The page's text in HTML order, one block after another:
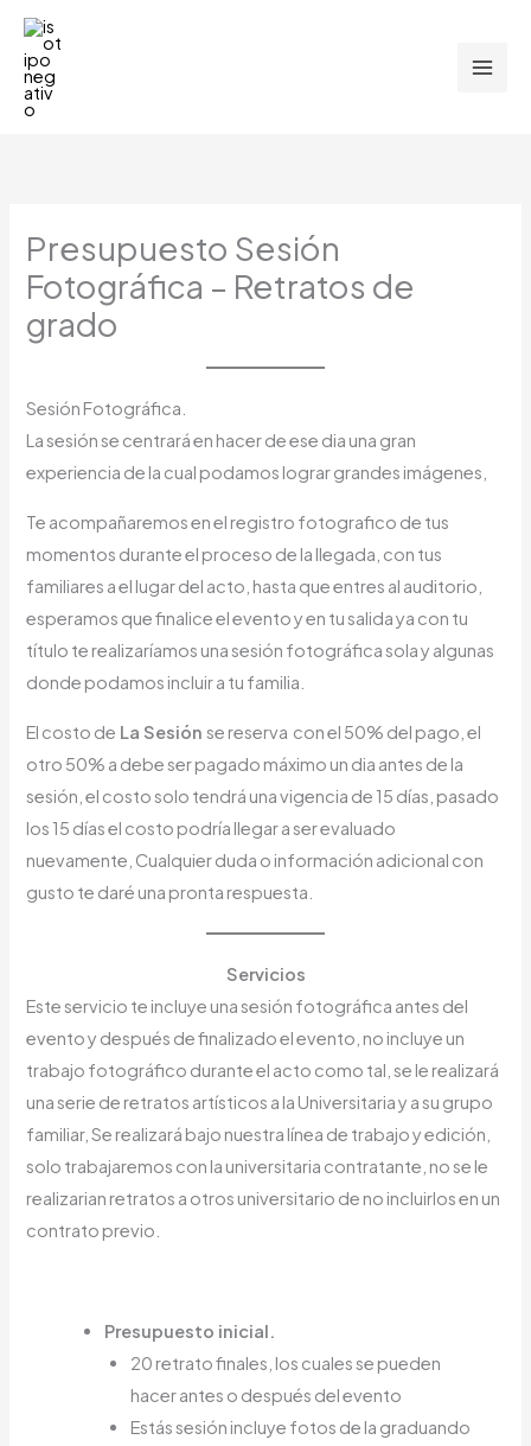
contenido
Presupuesto Sesión
Fotográfica – Retratos de
grado
Sesión Fotográfica.
La sesión se centrará en hacer de ese dia una gran
experiencia de la cual podamos lograr grandes imágenes,
Te acompañaremos en el registro fotografico de tus
momentos durante el proceso de la llegada, con tus
familiares a el lugar del acto, hasta que entres al auditorio,
esperamos que finalice el evento y en tu salida ya con tu
título te realizaríamos una sesión fotográfica sola y algunas
donde podamos incluir a tu familia.
El costo de La Sesión se reserva con el 50% del pago, el
otro 50% a debe ser pagado máximo un dia antes de la
sesión, el costo solo tendrá una vigencia de 15 días, pasado
los 15 días el costo podría llegar a ser evaluado
nuevamente, Cualquier duda o información adicional con
gusto te daré una pronta respuesta.
Servicios
Este servicio te incluye una sesión fotográfica antes del
evento y después de finalizado el evento, no incluye un
trabajo fotográfico durante el acto como tal, se le realizará
una serie de retratos artísticos a la Universitaria y a su grupo
familiar, Se realizará bajo nuestra línea de trabajo y edición,
solo trabajaremos con la universitaria contratante, no se le
realizarian retratos a otros universitario de no incluirlos en un
contrato previo.
Presupuesto inicial.
20 retrato finales, los cuales se pueden
hacer antes o después del evento
Estás sesión incluye fotos de la graduando